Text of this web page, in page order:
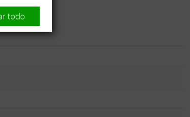
todo